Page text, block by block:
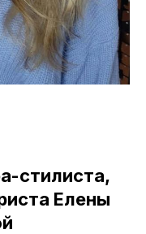
стилиста,
Елены